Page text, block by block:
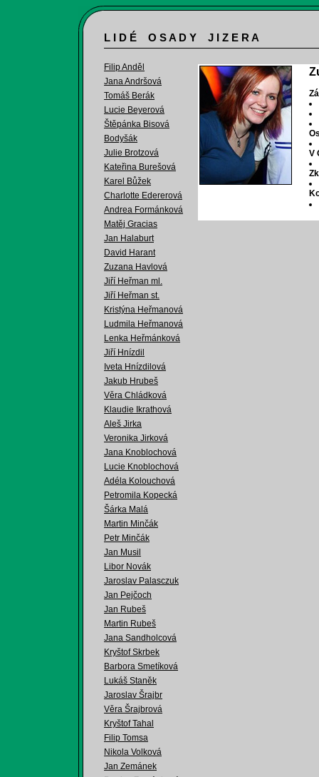
L I D É O S A D Y J I Z E R A
Filip Anděl
Jana Andršová
Tomáš Berák
Lucie Beyerová
Štěpánka Bisová
Bodyšák
Julie Brotzová
Kateřina Burešová
Karel Bůžek
Charlotte Edererová
Andrea Formánková
Matěj Gracias
Jan Halaburt
David Harant
Zuzana Havlová
Jiří Heřman ml.
Jiří Heřman st.
Kristýna Heřmanová
Ludmila Heřmanová
Lenka Heřmánková
Jiří Hnízdil
Iveta Hnízdilová
Jakub Hrubeš
Věra Chládková
Klaudie Ikrathová
Aleš Jirka
Veronika Jirková
Jana Knoblochová
Lucie Knoblochová
Adéla Kolouchová
Petromila Kopecká
Šárka Malá
Martin Minčák
Petr Minčák
Jan Musil
Libor Novák
Jaroslav Palasczuk
Jan Pejčoch
Jan Rubeš
Martin Rubeš
Jana Sandholcová
Kryštof Skrbek
Barbora Smetíková
Lukáš Staněk
Jaroslav Šrajbr
Věra Šrajbrová
Kryštof Tahal
Filip Tomsa
Nikola Volková
Jan Zemánek
V